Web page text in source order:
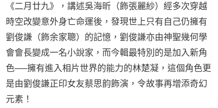
《二月廿九》，講述吳海昕（飾張麗紗）經多次穿越
時空改變意外身亡命運後，發現世上只有自己仍擁有
劉俊謙（飾余家聰）的記憶，劉俊謙亦由神聖幾何學
會會長變成一名小說家，而今輯最特別的是加入新角
色──擁有進入相片世界的能力的林楚凝，這個角色更
是由劉俊謙正印女友蔡思韵飾演，令故事再增添奇幻
元素！